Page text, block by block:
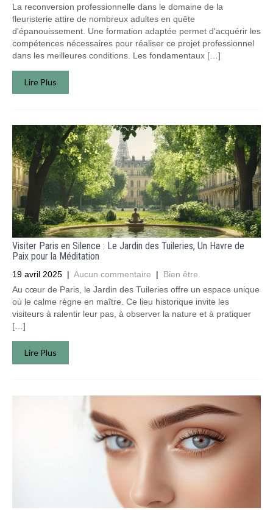
La reconversion professionnelle dans le domaine de la
fleuristerie attire de nombreux adultes en quête
d'épanouissement. Une formation adaptée permet d'acquérir les
compétences nécessaires pour réaliser ce projet professionnel
dans les meilleures conditions. Les fondamentaux […]
Lire Plus
Visiter Paris en Silence : Le Jardin des Tuileries, Un Havre de
Paix pour la Méditation
19 avril 2025 | Aucun commentaire | Bien être
Au cœur de Paris, le Jardin des Tuileries offre un espace unique
où le calme règne en maître. Ce lieu historique invite les
visiteurs à ralentir leur pas, à observer la nature et à pratiquer
[…]
Lire Plus